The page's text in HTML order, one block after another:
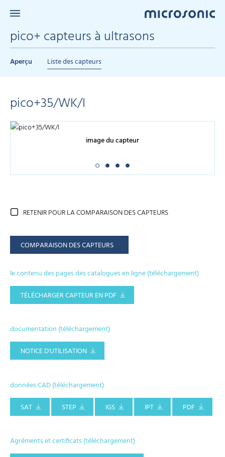
pico+ capteurs à ultrasons
Aperçu Liste des capteurs
pico+35/WK/I
image du capteur
RETENIR POUR LA COMPARAISON DES CAPTEURS
COMPARAISON DES CAPTEURS
le contenu des pages des catalogues en ligne (téléchargement)
TÉLÉCHARGER CAPTEUR EN PDF
documentation (téléchargement)
NOTICE D'UTILISATION
données CAD (téléchargement)
SAT
STEP IGS IPT PDF
Agréments et certificats (téléchargement)